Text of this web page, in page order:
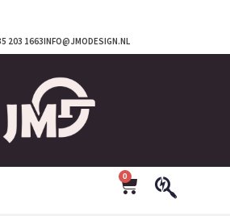
INFO@JMODESIGN.NL
203 1663
0